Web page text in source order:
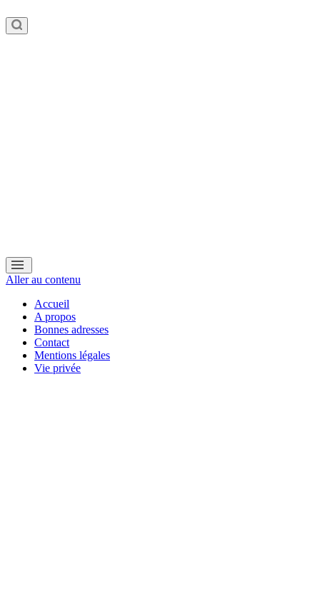
Aller au contenu
Accueil
A propos
Bonnes adresses
Contact
Mentions légales
Vie privée